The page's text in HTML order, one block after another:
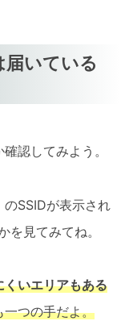
届いている
認してみよう。
SSIDが表示され
見てみてね。
いエリアもある
一つの手だよ。